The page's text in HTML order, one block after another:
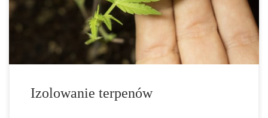
pod siebie. • Izolowanie terpenów Cannabis słynie przede
wszystkim z […]
Izolowanie terpenów